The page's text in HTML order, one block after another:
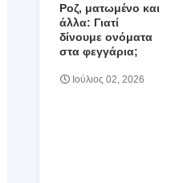
Ροζ, ματωμένο και
άλλα: Γιατί
δίνουμε ονόματα
στα φεγγάρια;
Ιούλιος 02, 2026